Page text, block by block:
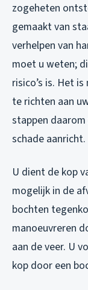
zogeheten
gemaakt van
verhelpen van
moet u weten;
risico’s is. Het
te richten aan
stappen
schade aanricht.
U dient de kop
mogelijk in de
bochten
manoeuvreren
aan de veer. U
kop door een